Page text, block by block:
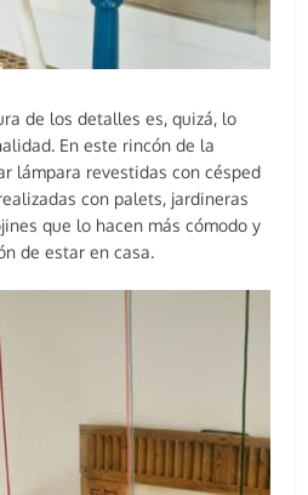
de los detalles es, quizá, lo
En este rincón de la
lámpara revestidas con césped
con palets, jardineras
que lo hacen más cómodo y
de estar en casa.